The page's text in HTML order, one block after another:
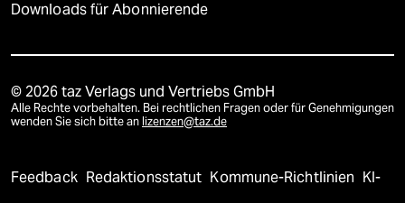
Downloads für Abonnierende
© 2026 taz Verlags und Vertriebs GmbH
Alle Rechte vorbehalten. Bei rechtlichen Fragen oder für Genehmigungen
wenden Sie sich bitte an lizenzen@taz.de
Feedback Redaktionsstatut Kommune-Richtlinien KI-